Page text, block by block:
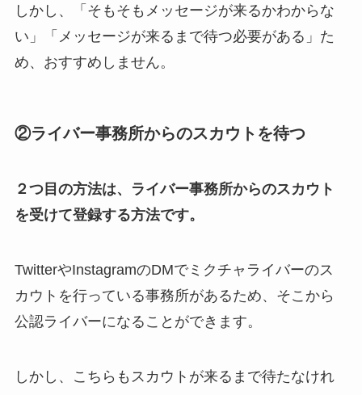
しかし、「そもそもメッセージが来るかわからな
い」「メッセージが来るまで待つ必要がある」た
め、おすすめしません。
②ライバー事務所からのスカウトを待つ
２つ目の方法は、ライバー事務所からのスカウト
を受けて登録する方法です。
TwitterやInstagramのDMでミクチャライバーのス
カウトを行っている事務所があるため、そこから
公認ライバーになることができます。
しかし、こちらもスカウトが来るまで待たなけれ